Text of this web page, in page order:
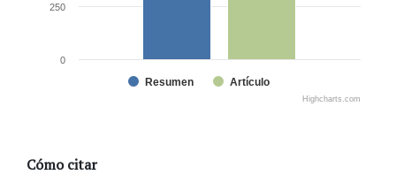
Resumen Artículo
0
250
Highcharts.com
Cómo citar